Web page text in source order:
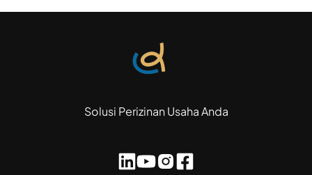
Solusi Perizinan Usaha Anda